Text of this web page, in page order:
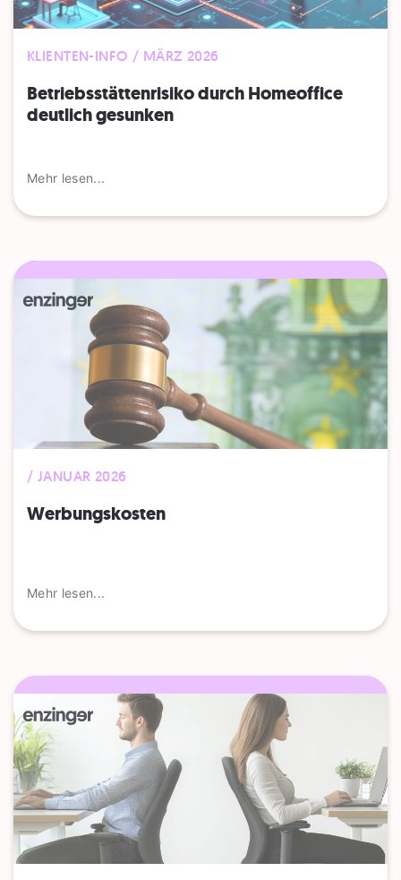
KLIENTEN-INFO / MÄRZ 2026
Betriebsstättenrisiko durch Homeoffice
deutlich gesunken
Mehr lesen...
/ JANUAR 2026
Werbungskosten
Mehr lesen...